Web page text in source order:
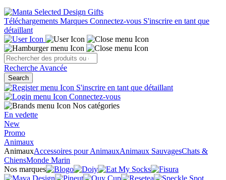
Téléchargements Marques Connectez-vous S'inscrire en tant que
détaillant
Recherche Avancée
Search
S'inscrire en tant que détaillant
Connectez-vous
Nos catégories
En vedette
New
Promo
Animaux
AnimauxAccessoires pour AnimauxAnimaux SauvagesChats &
ChiensMonde Marin
Nos marques